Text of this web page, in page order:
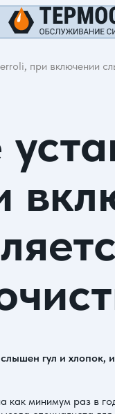
при включении
гул и хлопок,
как минимум раз в